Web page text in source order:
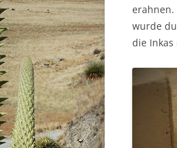
erahnen.
wurde
die Inkas